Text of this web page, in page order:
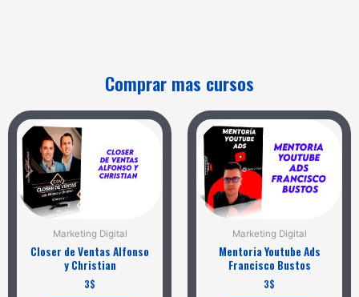
Comprar mas cursos
Marketing Digital
Closer de Ventas Alfonso
y Christian
3$
Marketing Digital
Mentoria Youtube Ads
Francisco Bustos
3$